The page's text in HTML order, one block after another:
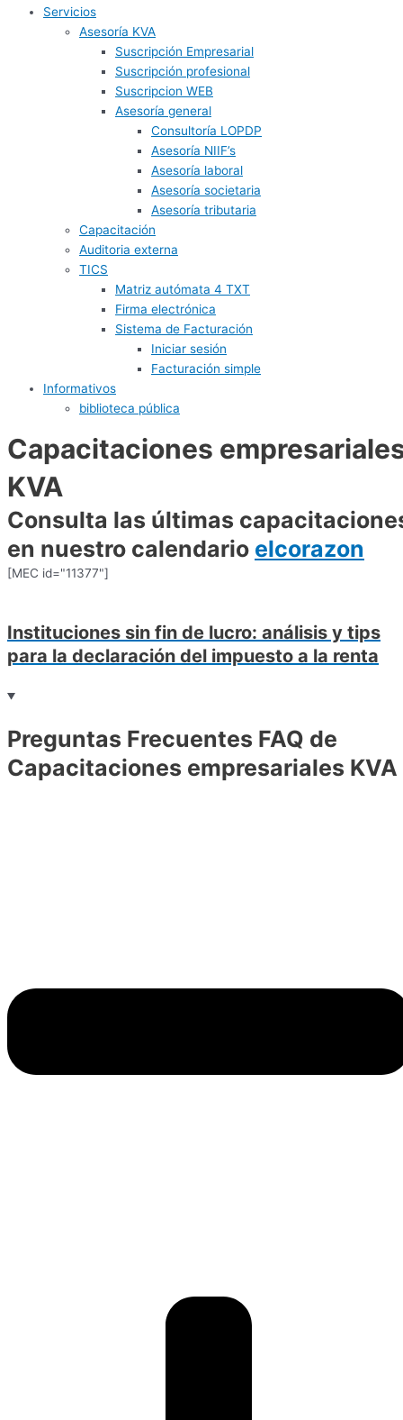
Servicios
Asesoría KVA
Suscripción Empresarial
Suscripción profesional
Suscripcion WEB
Asesoría general
Consultoría LOPDP
Asesoría NIIF’s
Asesoría laboral
Asesoría societaria
Asesoría tributaria
Capacitación
Auditoria externa
TICS
Matriz autómata 4 TXT
Firma electrónica
Sistema de Facturación
Iniciar sesión
Facturación simple
Informativos
biblioteca pública
Capacitaciones
KVA
Consulta las últimas
en nuestro calendario elcorazon
[MEC id="11377"]
Instituciones sin fin de lucro: análisis y tips
para la declaración del impuesto a la renta
Preguntas Frecuentes FAQ de
Capacitaciones empresariales KVA